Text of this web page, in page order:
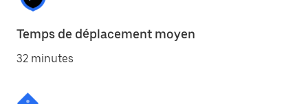
Temps de déplacement moyen
32 minutes